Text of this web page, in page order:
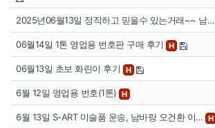
2025년06월13일 정직하고 믿을수 있는거래~~ 남…
06월14일 1톤 영업용 번호판 구매 후기 H
06월13일 초보 화린이 후기 H
6월 12일 영업용 번호(1톤) H
6월 13일 S-ART 미술품 운송, 남바랑 오건환 이… H